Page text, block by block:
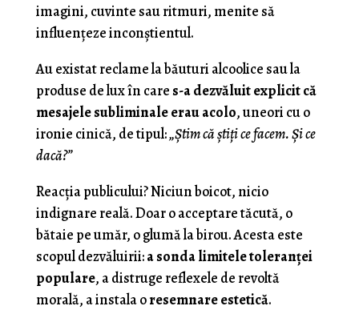
imagini, cuvinte sau ritmuri, menite să
influențeze inconștientul.
Au existat reclame la băuturi alcoolice sau la
produse de lux în care s-a dezvăluit explicit că
mesajele subliminale erau acolo, uneori cu o
ironie cinică, de tipul:„Știm că știți ce facem. Și ce
dacă?”
Reacția publicului? Niciun boicot, nicio
indignare reală. Doar o acceptare tăcută, o
bătaie pe umăr, o glumă la birou. Acesta este
scopul dezvăluirii:a sonda limitele toleranței
populare, a distruge reflexele de revoltă
morală, a instala oresemnare estetică.